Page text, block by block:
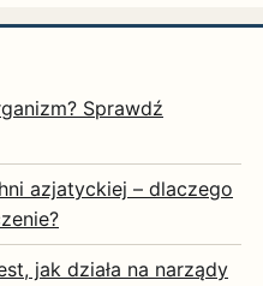
Sprawdź
azjatyckiej – dlaczego
jak działa na narządy